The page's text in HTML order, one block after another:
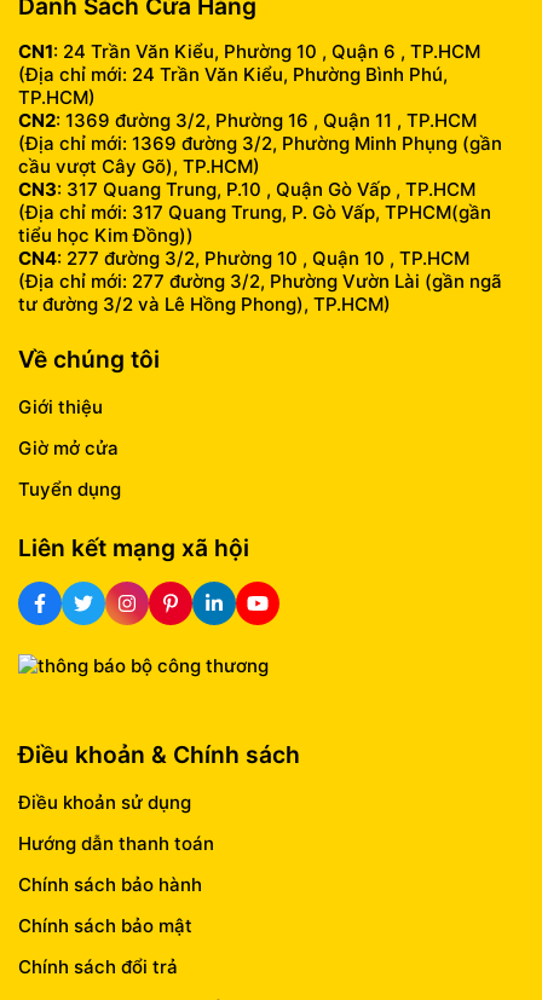
Danh Sách Cửa Hàng
CN1: 24 Trần Văn Kiểu, Phường 10 , Quận 6 , TP.HCM
(Địa chỉ mới: 24 Trần Văn Kiểu, Phường Bình Phú,
TP.HCM)
CN2: 1369 đường 3/2, Phường 16 , Quận 11 , TP.HCM
(Địa chỉ mới: 1369 đường 3/2, Phường Minh Phụng (gần
cầu vượt Cây Gõ), TP.HCM)
CN3: 317 Quang Trung, P.10 , Quận Gò Vấp , TP.HCM
(Địa chỉ mới: 317 Quang Trung, P. Gò Vấp, TPHCM(gần
tiểu học Kim Đồng))
CN4: 277 đường 3/2, Phường 10 , Quận 10 , TP.HCM
(Địa chỉ mới: 277 đường 3/2, Phường Vườn Lài (gần ngã
tư đường 3/2 và Lê Hồng Phong), TP.HCM)
Về chúng tôi
Giới thiệu
Giờ mở cửa
Tuyển dụng
Liên kết mạng xã hội
Điều khoản & Chính sách
Điều khoản sử dụng
Hướng dẫn thanh toán
Chính sách bảo hành
Chính sách bảo mật
Chính sách đổi trả